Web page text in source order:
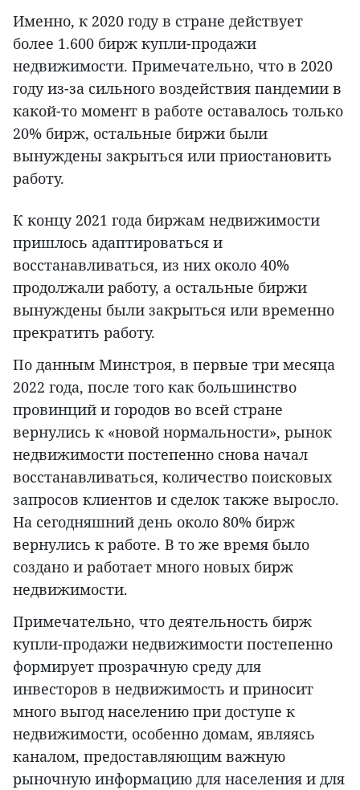
Именно, к 2020 году в стране действует
более 1.600 бирж купли-продажи
недвижимости. Примечательно, что в 2020
году из-за сильного воздействия пандемии в
какой-то момент в работе оставалось только
20% бирж, остальные биржи были
вынуждены закрыться или приостановить
работу.
К концу 2021 года биржам недвижимости
пришлось адаптироваться и
восстанавливаться, из них около 40%
продолжали работу, а остальные биржи
вынуждены были закрыться или временно
прекратить работу.
По данным Минстроя, в первые три месяца
2022 года, после того как большинство
провинций и городов во всей стране
вернулись к «новой нормальности», рынок
недвижимости постепенно снова начал
восстанавливаться, количество поисковых
запросов клиентов и сделок также выросло.
На сегодняшний день около 80% бирж
вернулись к работе. В то же время было
создано и работает много новых бирж
недвижимости.
Примечательно, что деятельность бирж
купли-продажи недвижимости постепенно
формирует прозрачную среду для
инвесторов в недвижимость и приносит
много выгод населению при доступе к
недвижимости, особенно домам, являясь
каналом, предоставляющим важную
рыночную информацию для населения и для